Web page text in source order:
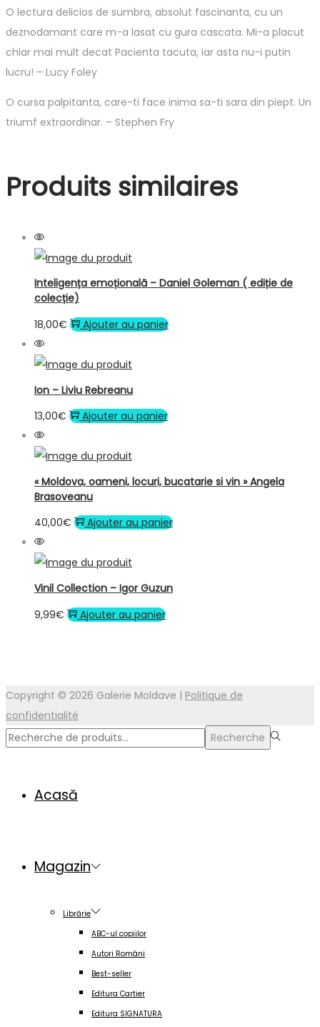
O lectura delicios de sumbra, absolut fascinanta, cu un
deznodamant care m-a lasat cu gura cascata. Mi-a placut
chiar mai mult decat Pacienta tacuta, iar asta nu-i putin
lucru! – Lucy Foley
O cursa palpitanta, care-ti face inima sa-ti sara din piept. Un
triumf extraordinar. – Stephen Fry
Produits similaires
Inteligența emoțională – Daniel Goleman ( ediție de
colecție)
18,00€ Ajouter au panier
Ion – Liviu Rebreanu
13,00€ Ajouter au panier
« Moldova, oameni, locuri, bucatarie si vin » Angela
Brasoveanu
40,00€ Ajouter au panier
Vinil Collection – Igor Guzun
9,99€ Ajouter au panier
Copyright © 2026 Galerie Moldave | Politique de
confidentialité
Rechercher
Recherche
Acasă
Magazin
Librărie
ABC-ul copiilor
Autori Români
Best-seller
Editura Cartier
Editura SIGNATURA